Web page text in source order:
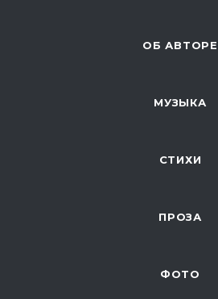
ОБ АВТОРЕ
МУЗЫКА
СТИХИ
ПРОЗА
ФОТО